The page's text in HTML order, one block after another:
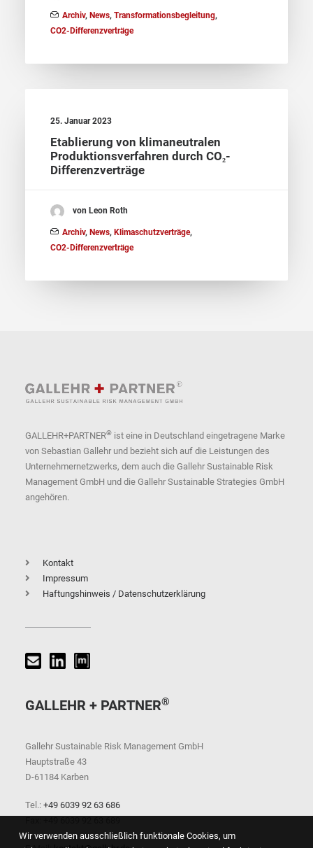
Archiv, News, Transformationsbegleitung,
CO2-Differenzverträge
25. Januar 2023
Etablierung von klimaneutralen
Produktionsverfahren durch CO₂-
Differenzverträge
von Leon Roth
Archiv, News, Klimaschutzverträge,
CO2-Differenzverträge
GALLEHR+PARTNER® ist eine in Deutschland eingetragene Marke
von Sebastian Gallehr und bezieht sich auf die Leistungen des
Unternehmernetzwerks, dem auch die Gallehr Sustainable Risk
Management GmbH und die Gallehr Sustainable Strategies GmbH
angehören.
Kontakt
Impressum
Haftungshinweis / Datenschutzerklärung
GALLEHR + PARTNER®
Gallehr Sustainable Risk Management GmbH
Hauptstraße 43
D-61184 Karben
Tel.: +49 6039 92 63 686
Wir verwenden ausschließlich funktionale Cookies, um